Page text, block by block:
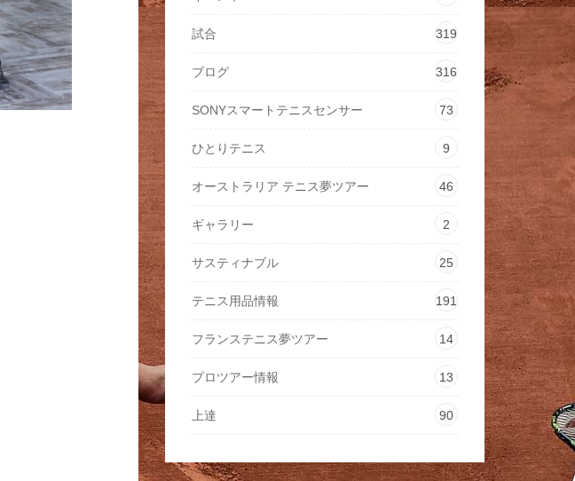
試合 319
ブログ 316
SONYスマートテニスセンサー 73
ひとりテニス 9
オーストラリア テニス夢ツアー 46
ギャラリー 2
サスティナブル 25
テニス用品情報 191
フランステニス夢ツアー 14
プロツアー情報 13
上達 90